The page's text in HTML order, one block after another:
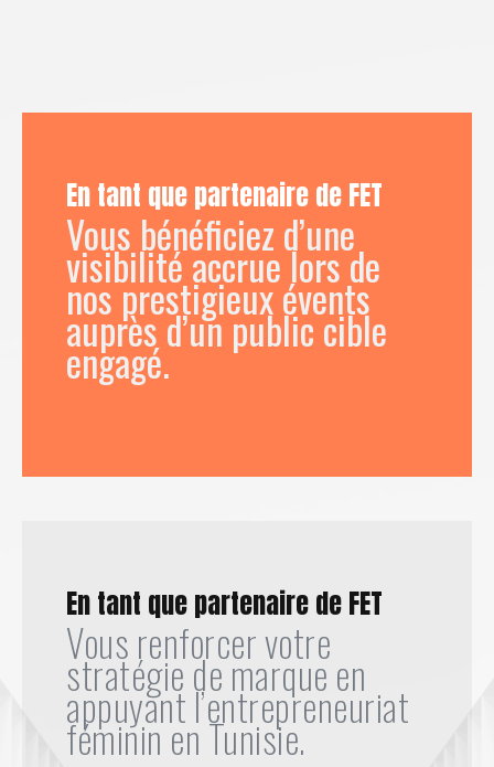
En tant que partenaire de FET
Vous bénéficiez d’une
visibilité accrue lors de
nos prestigieux évents
auprès d’un public cible
engagé.
En tant que partenaire de FET
Vous renforcer votre
stratégie de marque en
appuyant l’entrepreneuriat
féminin en Tunisie.